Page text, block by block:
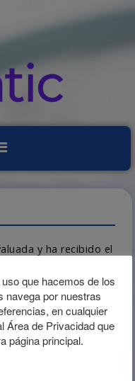
y ha recibido el
que apoya el
en su rol autónomo
como uno de los
que hacemos de los
navega por nuestras
en cualquier
Área de Privacidad que
página principal.